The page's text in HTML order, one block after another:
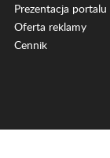
Prezentacja portalu
Oferta reklamy
Cennik